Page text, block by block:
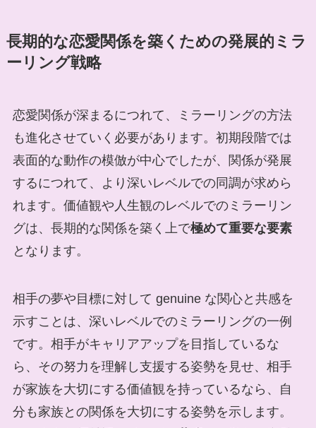
長期的な恋愛関係を築くための発展的ミラ
ーリング戦略
恋愛関係が深まるにつれて、ミラーリングの方法
も進化させていく必要があります。初期段階では
表面的な動作の模倣が中心でしたが、関係が発展
するにつれて、より深いレベルでの同調が求めら
れます。価値観や人生観のレベルでのミラーリン
グは、長期的な関係を築く上で極めて重要な要素
となります。
相手の夢や目標に対して genuine な関心と共感を
示すことは、深いレベルでのミラーリングの一例
です。相手がキャリアアップを目指しているな
ら、その努力を理解し支援する姿勢を見せ、相手
が家族を大切にする価値観を持っているなら、自
分も家族との関係を大切にする姿勢を示します。